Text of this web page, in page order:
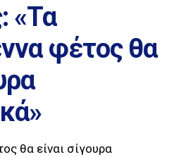
«Τα
φέτος θα
θα είναι σίγουρα